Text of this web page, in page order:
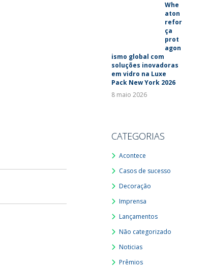
Whe
aton
refor
ça
prot
agon
ismo global com
soluções inovadoras
em vidro na Luxe
Pack New York 2026
8 maio 2026
CATEGORIAS
Acontece
Casos de sucesso
Decoração
Imprensa
Lançamentos
Não categorizado
Noticias
Prêmios